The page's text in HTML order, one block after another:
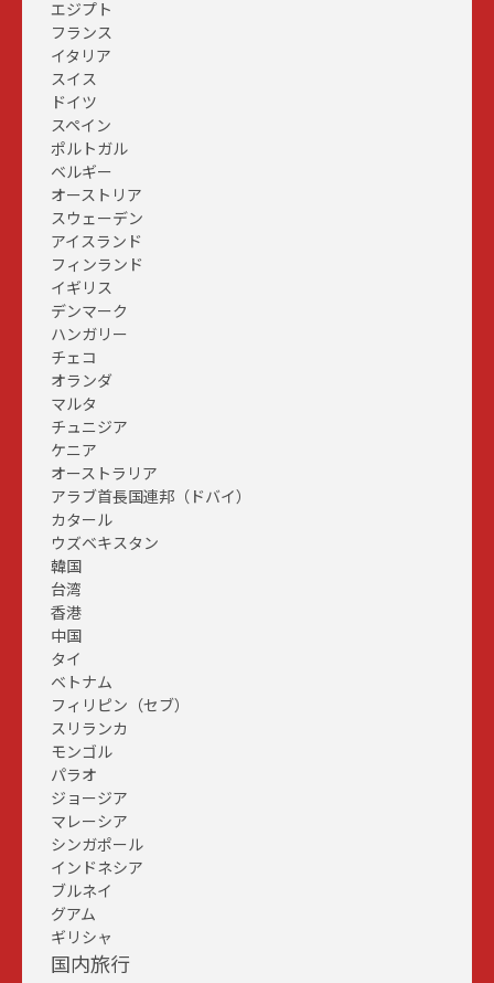
エジプト
フランス
イタリア
スイス
ドイツ
スペイン
ポルトガル
ベルギー
オーストリア
スウェーデン
アイスランド
フィンランド
イギリス
デンマーク
ハンガリー
チェコ
オランダ
マルタ
チュニジア
ケニア
オーストラリア
アラブ首長国連邦（ドバイ）
カタール
ウズベキスタン
韓国
台湾
香港
中国
タイ
ベトナム
フィリピン（セブ）
スリランカ
モンゴル
パラオ
ジョージア
マレーシア
シンガポール
インドネシア
ブルネイ
グアム
ギリシャ
国内旅行